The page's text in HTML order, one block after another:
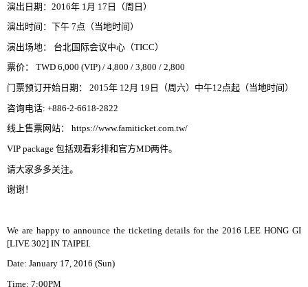
演出日期 ： 2016年 1 月 17 日
（周日）
演出时间 ： 下午 7点 （当地时间 ）
演出场地 ： 台北国际会议中心 （TICC）
票价：
TWD 6,000 (VIP) / 4,800 / 3,800 / 2,800
门票预订开始日期 ： 2015年 12月 19 日 （周六） 中午12点起 （当地时间 ）
咨询电话: +886-2-6618-2822
线 上售票网站：
https://www.famiticket.com.tw/
VIP package 包括观看彩排和官方MD两件。
请大家多多关注。
谢谢！
We are happy to announce the ticketing details for the 2016 LEE HONG GI
[LIVE 302] IN TAIPEI.
Date: January 17, 2016 (Sun)
Time: 7:00PM